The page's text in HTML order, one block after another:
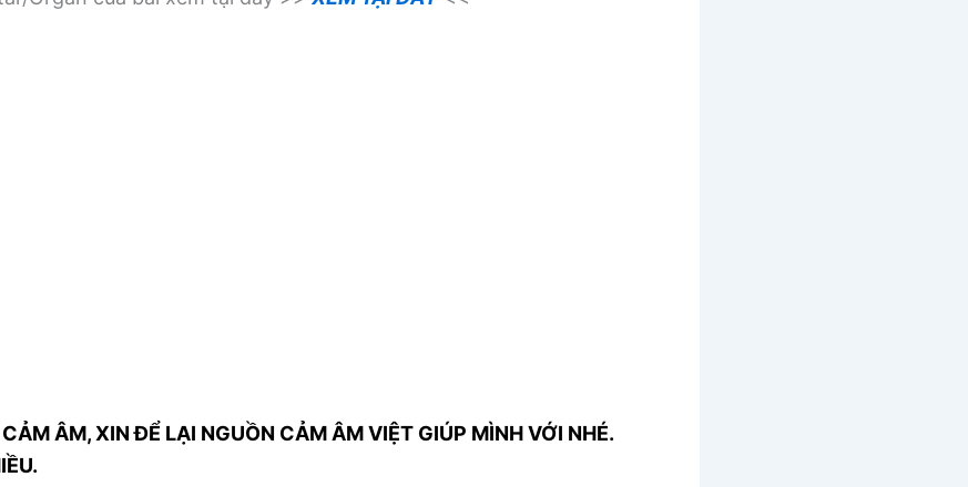
ÂM, XIN ĐỂ LẠI NGUỒN CẢM ÂM VIỆT GIÚP MÌNH VỚI NHÉ.